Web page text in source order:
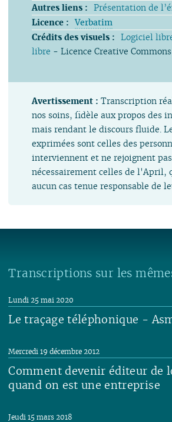
Autres liens : Présentation de
Licence : Verbatim
Crédits des visuels : Logiciel
libre - Licence Creative
Avertissement :Transcription
nos soins, fidèle aux propos des
mais rendant le discours fluide.
exprimées sont celles des
interviennent et ne rejoignent pas
nécessairement celles de l'April,
aucun cas tenue responsable de
Transcriptions sur les
Le traçage téléphonique -
Lundi 25 mai 2020
Comment devenir éditeur de
quand on est une entreprise
Mercredi 19 décembre 2012
Jeudi 15 mars 2018